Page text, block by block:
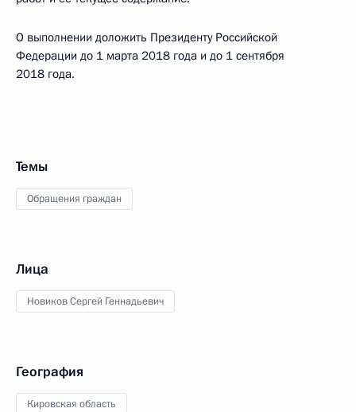
О выполнении доложить Президенту Российской
Федерации до 1 марта 2018 года и до 1 сентября
2018 года.
Темы
Обращения граждан
Лица
Новиков Сергей Геннадьевич
География
Кировская область